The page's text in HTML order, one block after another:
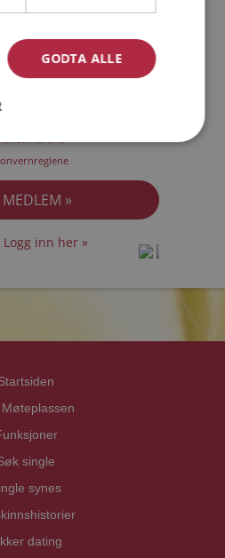
inn her »
single
synes
dating
GODTA ALLE